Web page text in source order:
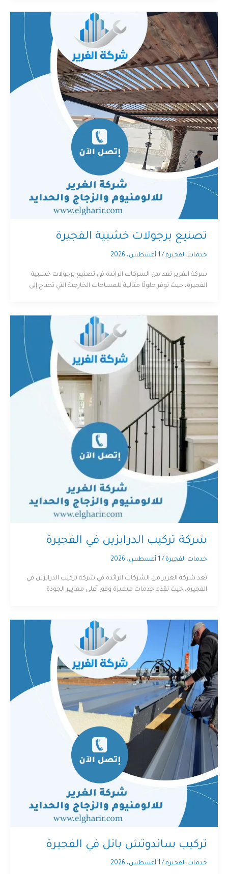
تصنيع برجولات خشبية الفجيرة
خدمات الفجيرة / 1 أغسطس، 2026
شركة الغرير تعد من الشركات الرائدة في تصنيع برجولات خشبية
الفجيرة، حيث توفر حلولًا مثالية للمساحات الخارجية التي تحتاج إلى
شركة تركيب الدرابزين في الفجيرة
خدمات الفجيرة / 1 أغسطس، 2026
تُعد شركة الغرير من الشركات الرائدة في شركة تركيب الدرابزين في
الفجيرة، حيث تقدم خدمات متميزة وفق أعلى معايير الجودة
تركيب ساندوتش بانل في الفجيرة
خدمات الفجيرة / 1 أغسطس، 2026